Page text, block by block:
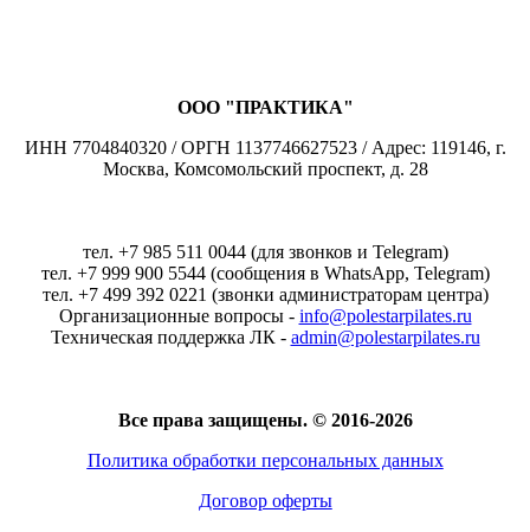
ООО "ПРАКТИКА"
ИНН 7704840320 / ОРГН 1137746627523 / Адрес: 119146, г.
Москва, Комсомольский проспект, д. 28
тел. +7 985 511 0044 (для звонков и Telegram)
тел. +7 999 900 5544 (сообщения в WhatsApp, Telegram)
тел. +7 499 392 0221 (звонки администраторам центра)
Организационные вопросы - info@polestarpilates.ru
Техническая поддержка ЛК - admin@polestarpilates.ru
Все права защищены. © 2016-2026
Политика обработки персональных данных
Договор оферты